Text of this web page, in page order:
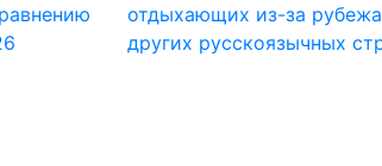
отдыхающих из-за
других русскоязычных